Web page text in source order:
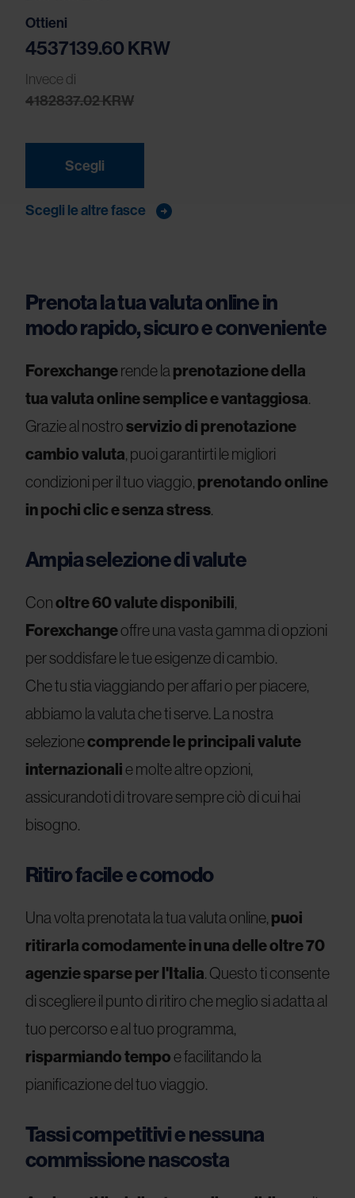
Ottieni
4537139.60 KRW
Invece di
4182837.02 KRW
Scegli
Scegli le altre fasce
Prenota la tua valuta online in
modo rapido, sicuro e conveniente
Forexchangerende laprenotazione della
tua valuta online semplice e vantaggiosa.
Grazie al nostroservizio di prenotazione
cambio valuta, puoi garantirti le migliori
condizioni per il tuo viaggio, prenotando online
in pochi clic e senza stress.
Ampia selezione di valute
Conoltre 60 valute disponibili,
Forexchangeoffre una vasta gamma di opzioni
per soddisfare le tue esigenze di cambio.
Che tu stia viaggiando per affari o per piacere,
abbiamo la valuta che ti serve. La nostra
selezionecomprende le principali valute
internazionalie molte altre opzioni,
assicurandoti di trovare sempre ciò di cui hai
bisogno.
Ritiro facile e comodo
Una volta prenotata la tua valuta online, puoi
ritirarla comodamente in una delle oltre 70
agenzie sparse per l'Italia. Questo ti consente
di scegliere il punto di ritiro che meglio si adatta al
tuo percorso e al tuo programma,
risparmiando tempoe facilitando la
pianificazione del tuo viaggio.
Tassi competitivi e nessuna
commissione nascosta